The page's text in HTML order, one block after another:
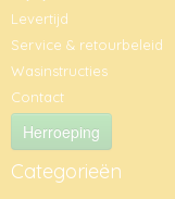
Levertijd
Service & retourbeleid
Wasinstructies
Contact
Herroeping
Categorieën